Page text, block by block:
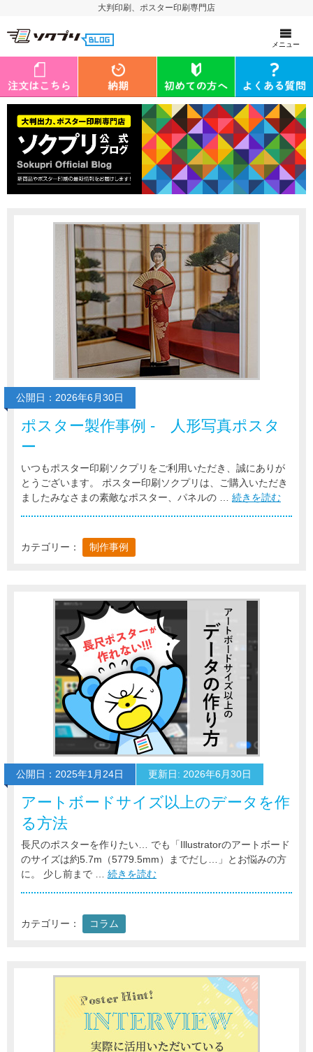
大判印刷、ポスター印刷専門店
メニュー
公開日：2026年6月30日
ポスター製作事例 - 人形写真ポスタ
ー
いつもポスター印刷ソクプリをご利用いただき、誠にありが
とうございます。 ポスター印刷ソクプリは、ご購入いただき
ましたみなさまの素敵なポスター、パネルの … 続きを読む
カテゴリー： 制作事例
公開日：2025年1月24日 更新日: 2026年6月30日
アートボードサイズ以上のデータを作
る方法
長尺のポスターを作りたい… でも「Illustratorのアートボード
のサイズは約5.7m（5779.5mm）までだし…」とお悩みの方
に。 少し前まで … 続きを読む
カテゴリー： コラム